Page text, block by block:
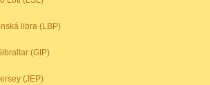
libra (LBP)
(GIP)
(JEP)